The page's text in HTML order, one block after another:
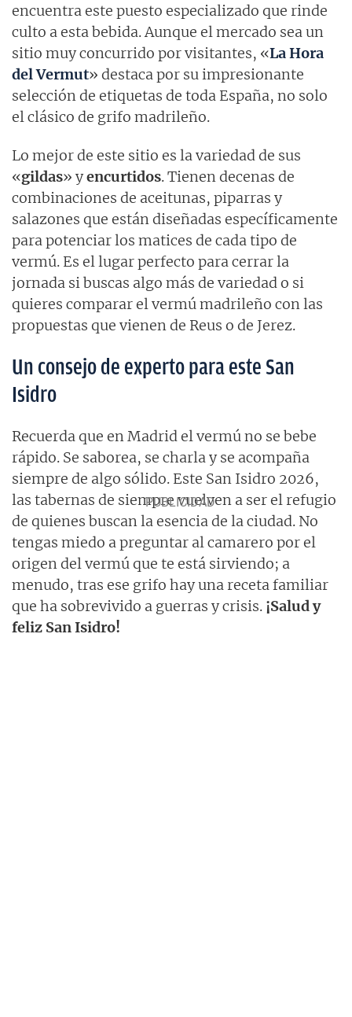
encuentra este puesto especializado que rinde
culto a esta bebida. Aunque el mercado sea un
sitio muy concurrido por visitantes, «La Hora
del Vermut» destaca por su impresionante
selección de etiquetas de toda España, no solo
el clásico de grifo madrileño.
Lo mejor de este sitio es la variedad de sus
«gildas» yencurtidos. Tienen decenas de
combinaciones de aceitunas, piparras y
salazones que están diseñadas específicamente
para potenciar los matices de cada tipo de
vermú. Es el lugar perfecto para cerrar la
jornada si buscas algo más de variedad o si
quieres comparar el vermú madrileño con las
propuestas que vienen de Reus o de Jerez.
Un consejo de experto para este San
Isidro
Recuerda que en Madrid el vermú no se bebe
rápido. Se saborea, se charla y se acompaña
siempre de algo sólido. Este San Isidro 2026,
las tabernas de siempre vuelven a ser el refugio
de quienes buscan la esencia de la ciudad. No
tengas miedo a preguntar al camarero por el
origen del vermú que te está sirviendo; a
menudo, tras ese grifo hay una receta familiar
que ha sobrevivido a guerras y crisis. ¡Salud y
feliz San Isidro!